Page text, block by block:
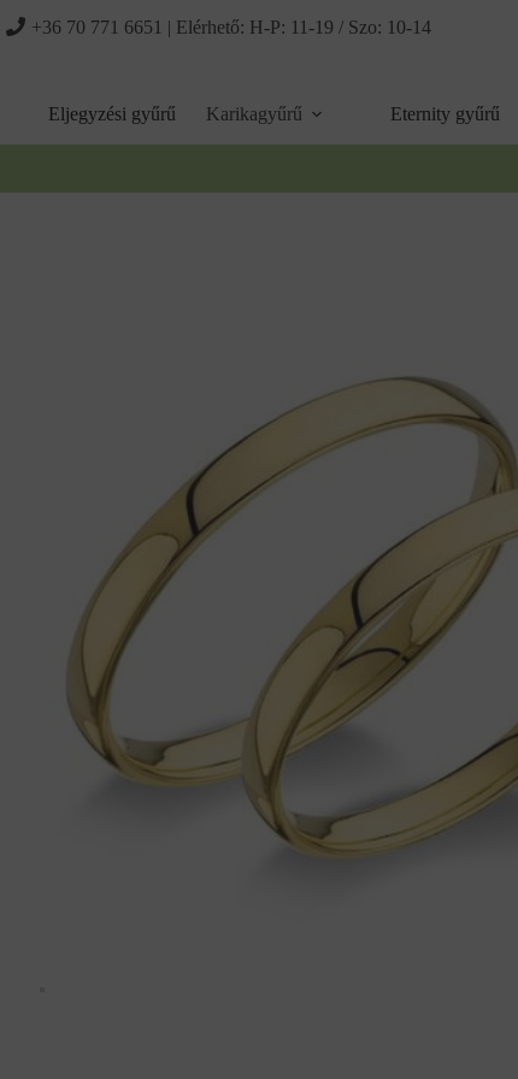
a
+36 70 771 6651 | Elérhető: H-P: 11-19 / Szo: 10-14
Eljegyzési gyűrű Karikagyűrű Eternity gyűrű